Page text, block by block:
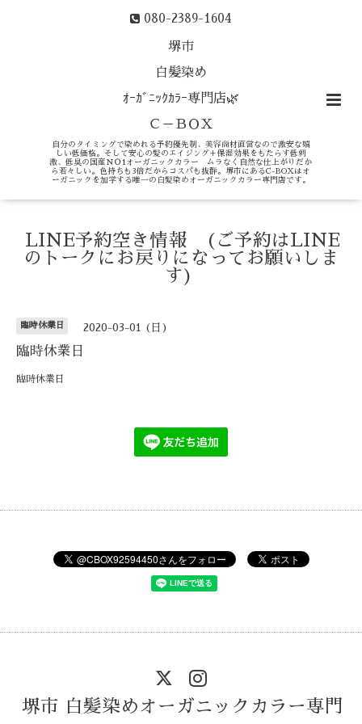
080-2389-1604
堺市
白髪染め
ｵｰｶﾞﾆｯｸｶﾗｰ専門店🌿
Ｃ－ＢＯＸ
自分のタイミングで染めれる予約優先制、美容商材直営なので激安な嬉
しい低価格。そして安心の髪のエイジング＋保湿効果をもたらす低刺
激、低臭の国産ＮＯ1オーガニックカラー ムラなく自然な仕上がりだか
ら若々しい。色持ちも3倍だからコスパも抜群。堺市にあるC-BOXはオ
ーガニックを加学する唯一の白髪染めオーガニックカラー専門店です。
LINE予約空き情報 (ご予約はLINE
のトークにお戻りになってお願いしま
す)
臨時休業日 2020-03-01 (日)
臨時休業日
臨時休業日
堺市 白髪染めオーガニックカラー専門